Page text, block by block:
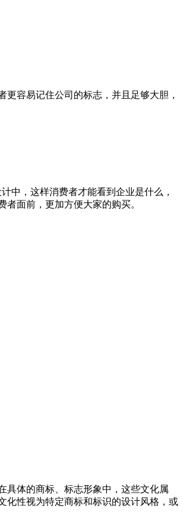
容易记住公司的标志，并且足够大胆，
中，这样消费者才能看到企业是什么，
面前，更加方便大家的购买。
具体的商标、标志形象中，这些文化属
化性视为特定商标和标识的设计风格，或